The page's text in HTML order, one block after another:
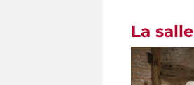
La salle